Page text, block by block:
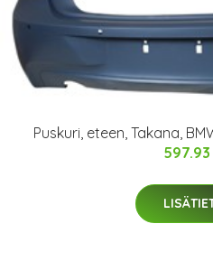
Puskuri, eteen, Takana,
597.93